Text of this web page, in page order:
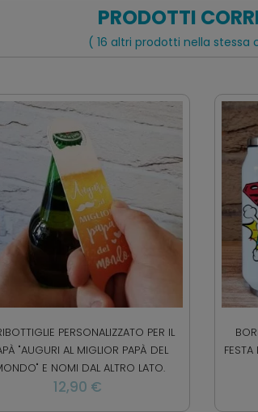
PRODOTTI
( 16 altri prodotti nella stessa
PERSONALIZZATO PER IL
"AUGURI AL MIGLIOR PAPÀ DEL
E NOMI DAL ALTRO LATO.
12,90 €